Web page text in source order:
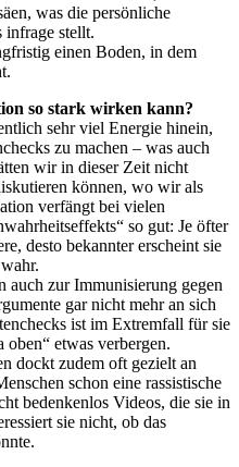
was die persönliche
infrage stellt.
einen Boden, in dem
so stark wirken kann?
sehr viel Energie hinein,
zu machen – was auch
wir in dieser Zeit nicht
können, wo wir als
verfängt bei vielen
so gut: Je öfter
desto bekannter erscheint sie
auch zur Immunisierung gegen
gar nicht mehr an sich
ist im Extremfall für sie
oben“ etwas verbergen.
dockt zudem oft gezielt an
schon eine rassistische
bedenkenlos Videos, die sie in
sie nicht, ob das